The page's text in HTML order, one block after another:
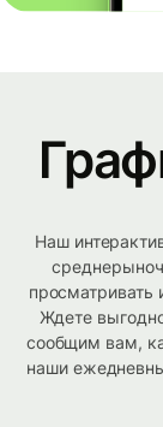
Наш
просматривать
Ждете
сообщим вам,
наши